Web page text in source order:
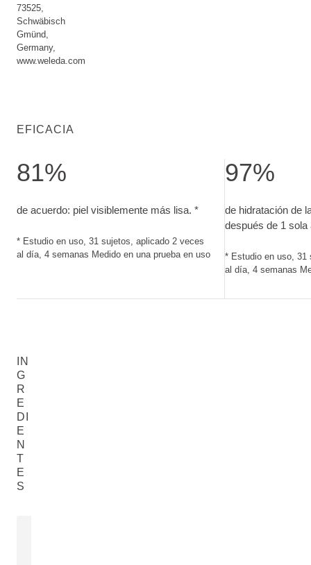
73525,
Schwäbisch
Gmünd,
Germany,
www.weleda.com
EFICACIA
81%
de acuerdo: piel visiblemente más lisa. *
* Estudio en uso, 31 sujetos, aplicado 2 veces
al día, 4 semanas Medido en una prueba en uso
97%
de hidratación de
después de 1 sola
* Estudio en uso, 31
al día, 4 semanas
IN
G
R
E
DI
E
N
T
E
S